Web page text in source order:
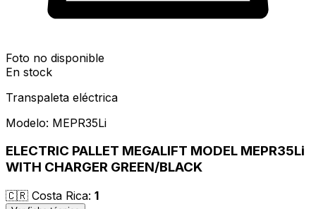
Foto no disponible
En stock
Transpaleta eléctrica
Modelo: MEPR35Li
ELECTRIC PALLET MEGALIFT MODEL MEPR35Li
WITH CHARGER GREEN/BLACK
🇨🇷 Costa Rica: 1